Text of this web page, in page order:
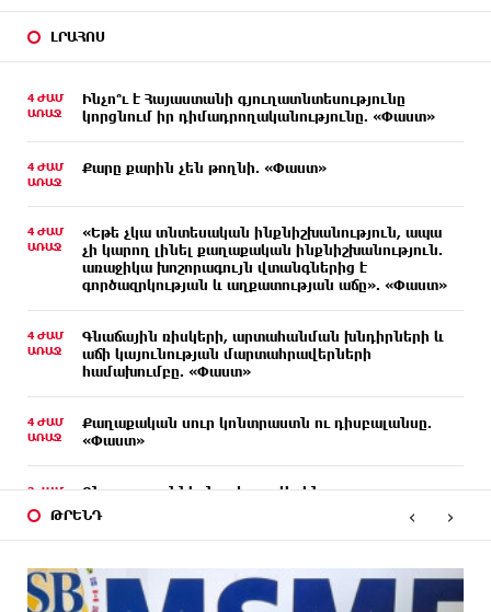
ԼՐԱՀՈՍ
4 ԺԱՄ
ԱՌԱՋ
Ինչո՞ւ է Հայաստանի գյուղատնտեսությունը
կորցնում իր դիմադրողականությունը. «Փաստ»
4 ԺԱՄ
ԱՌԱՋ
Քարը քարին չեն թողնի. «Փաստ»
4 ԺԱՄ
ԱՌԱՋ
«Եթե չկա տնտեսական ինքնիշխանություն, ապա
չի կարող լինել քաղաքական ինքնիշխանություն.
առաջիկա խոշորագույն վտանգներից է
գործազրկության և աղքատության աճը». «Փաստ»
4 ԺԱՄ
ԱՌԱՋ
Գնաճային ռիսկերի, արտահանման խնդիրների և
աճի կայունության մարտահրավերների
համախումբը. «Փաստ»
4 ԺԱՄ
ԱՌԱՋ
Քաղաքական սուր կոնտրաստն ու դիսբալանսը.
«Փաստ»
3 ԺԱՄ
Ընտրություններն ավարտվեցին,
իշխանություններին էլ ոչինչ չի հետաքրքրու՞մ.
3 ԺԱՄ
ԱՌԱՋ
Նոր պարտքեր են ներգրավում ճեղքերը փակելու
համար. «Փաստ»
ԹՐԵՆԴ ‹ ›